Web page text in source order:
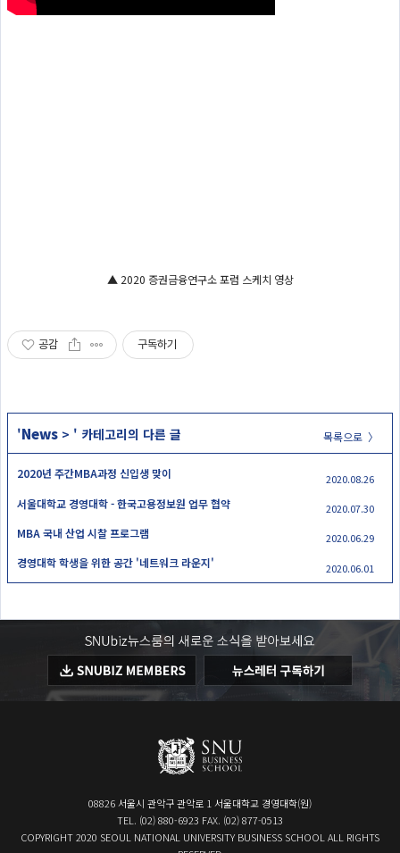
▲ 2020 증권금융연구소 포럼 스케치 영상
공감 구독하기
목록으로 〉
'News> ' 카테고리의 다른 글
2020년 주간MBA과정 신입생 맞이 2020.08.26
서울대학교 경영대학 - 한국고용정보원 업무 협약 2020.07.30
MBA 국내 산업 시찰 프로그램 2020.06.29
경영대학 학생을 위한 공간 '네트워크 라운지' 2020.06.01
08826 서울시 관악구 관악로 1 서울대학교 경영대학(원)
TEL. (02) 880-6923 FAX. (02) 877-0513
COPYRIGHT 2020 SEOUL NATIONAL UNIVERSITY BUSINESS SCHOOL ALL RIGHTS